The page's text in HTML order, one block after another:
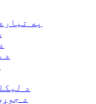
په
د
د
د